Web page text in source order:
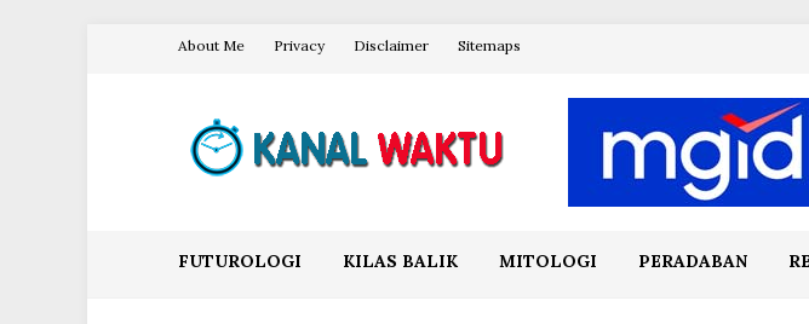
About Me Privacy Disclaimer Sitemaps
FUTUROLOGI KILAS BALIK MITOLOGI PERADABAN